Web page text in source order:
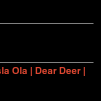
Ola | Dear Deer |